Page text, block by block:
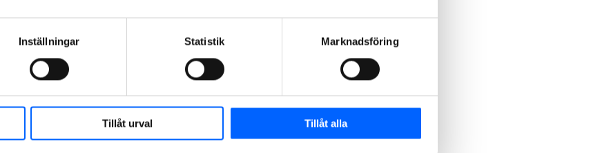
Inställningar Statistik Marknadsföring
Tillåt urval Tillåt alla
4
1
9
6